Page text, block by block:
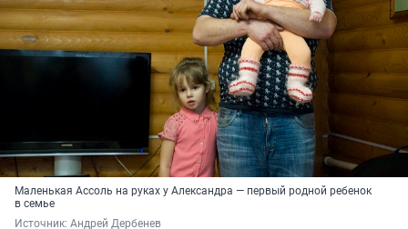
Маленькая Ассоль на руках у Александра — первый родной ребенок
в семье
Источник: Андрей Дербенев